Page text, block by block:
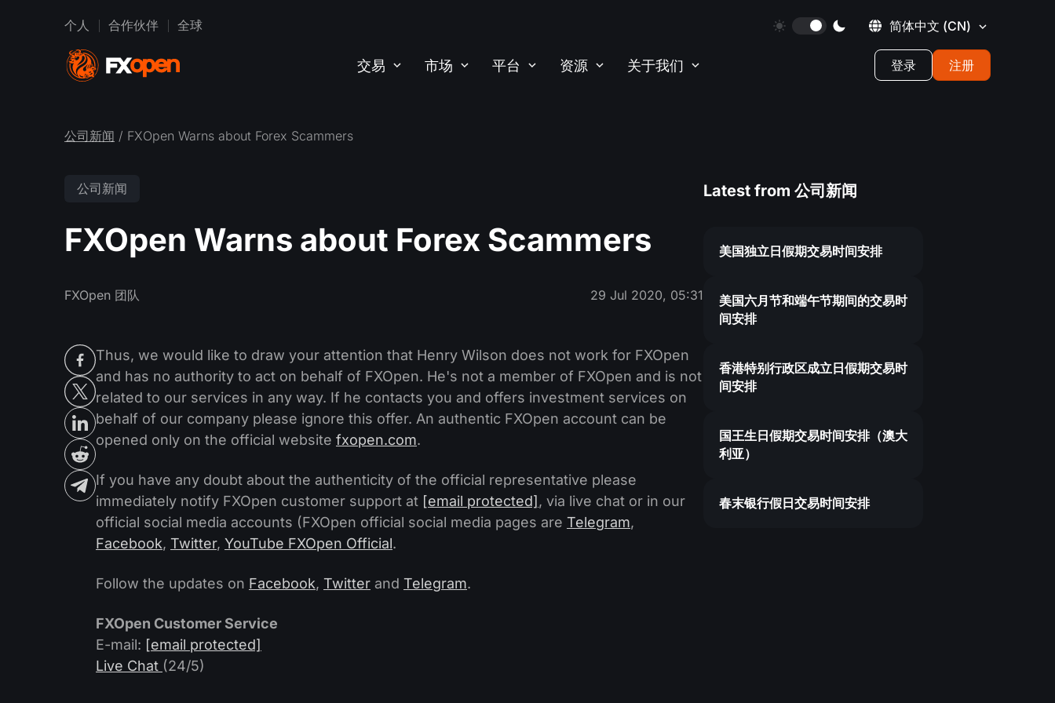
个人 合作伙伴 全球 简体中文 (CN)
交易 市场 平台 资源 关于我们 登录 注册
公司新闻 / FXOpen Warns about Forex Scammers
公司新闻
FXOpen Warns about Forex Scammers
FXOpen 团队 29 Jul 2020, 05:31
Thus, we would like to draw your attention that Henry Wilson does not work for FXOpen
and has no authority to act on behalf of FXOpen. He's not a member of FXOpen and is not
related to our services in any way. If he contacts you and offers investment services on
behalf of our company please ignore this offer. An authentic FXOpen account can be
opened only on the official website fxopen.com.
If you have any doubt about the authenticity of the official representative please
immediately notify FXOpen customer support at [email protected], via live chat or in our
official social media accounts (FXOpen official social media pages are Telegram,
Facebook, Twitter, YouTube FXOpen Official.
Follow the updates on Facebook, Twitter and Telegram.
FXOpen Customer Service
E-mail: [email protected]
Live Chat (24/5)
Latest from公司新闻
美国独立日假期交易时间安排
美国六月节和端午节期间的交易时
间安排
香港特别行政区成立日假期交易时
间安排
国王生日假期交易时间安排（澳大
利亚）
春末银行假日交易时间安排